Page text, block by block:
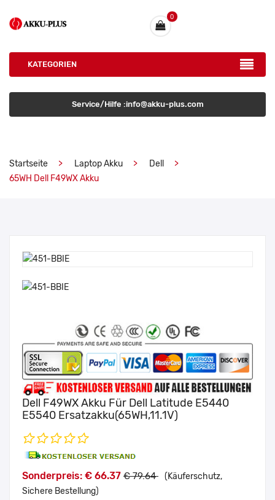
0
KATEGORIEN
Service/Hilfe :info@akku-plus.com
Startseite Laptop Akku
Dell
65WH Dell F49WX Akku
Dell F49WX Akku Für Dell Latitude E5440
E5540 Ersatzakku(65WH,11.1V)
Sonderpreis: € 66.37 € 79.64 (Käuferschutz,
Sichere Bestellung)